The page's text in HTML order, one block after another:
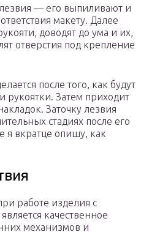
лезвия — его выпиливают и
макету. Далее
доводят до ума и их,
отверстия под крепление
после того, как будут
рукоятки. Затем приходит
Заточку лезвия
стадиях после его
я вкратце опишу, как
работе изделия с
качественное
механизмов и